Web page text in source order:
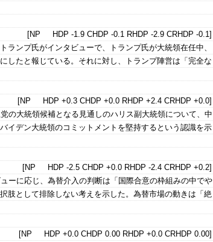
[NP HDP -1.9 CHDP -0.1 RHDP -2.9 CRHDP -0.1]
ランプ氏がインタビューで、トランプ氏が大統領在任中、
したと報じている。それに対し、トランプ陣営は「完全な
[NP HDP +0.3 CHDP +0.0 RHDP +2.4 CRHDP +0.0]
の大統領候補となる見通しのハリス副大統領について、中
イデン大統領のコミットメントを堅持するという認識を示
[NP HDP -2.5 CHDP +0.0 RHDP -2.4 CRHDP +0.2]
ーに応じ、為替介入の判断は「国際合意の枠組みの中でや
肢として排除しない考えを示した。為替市場の動きは「絶
[NP HDP +0.0 CHDP 0.00 RHDP +0.0 CRHDP 0.00]